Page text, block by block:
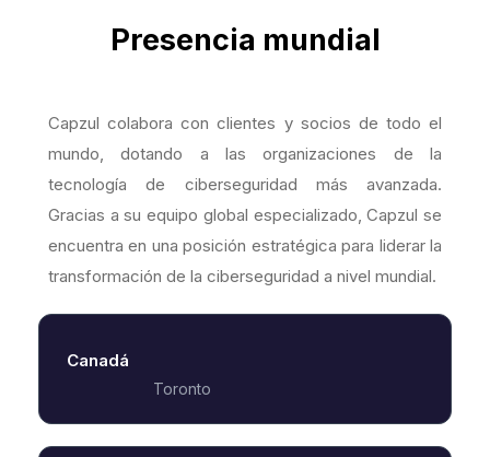
Presencia mundial
Capzul colabora con clientes y socios de todo el
mundo, dotando a las organizaciones de la
tecnología de ciberseguridad más avanzada.
Gracias a su equipo global especializado, Capzul se
encuentra en una posición estratégica para liderar la
transformación de la ciberseguridad a nivel mundial.
Canadá
Toronto